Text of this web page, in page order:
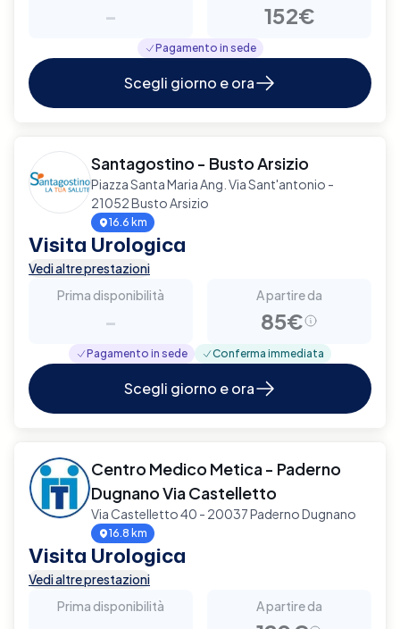
- 152€
Pagamento in sede
Scegli giorno e ora
Santagostino - Busto Arsizio
Piazza Santa Maria Ang. Via Sant'antonio -
21052 Busto Arsizio
16.6 km
Visita Urologica
Vedi altre prestazioni
Prima disponibilità
-
A partire da
85€
Pagamento in sede Conferma immediata
Scegli giorno e ora
Centro Medico Metica - Paderno
Dugnano Via Castelletto
Via Castelletto 40 - 20037 Paderno Dugnano
16.8 km
Visita Urologica
Vedi altre prestazioni
Prima disponibilità
A partire da